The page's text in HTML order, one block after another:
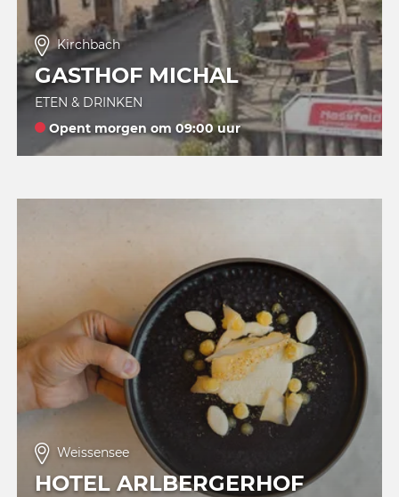
Kirchbach
GASTHOF MICHAL
ETEN & DRINKEN
Opent morgen om 09:00 uur
Weissensee
HOTEL ARLBERGERHOF